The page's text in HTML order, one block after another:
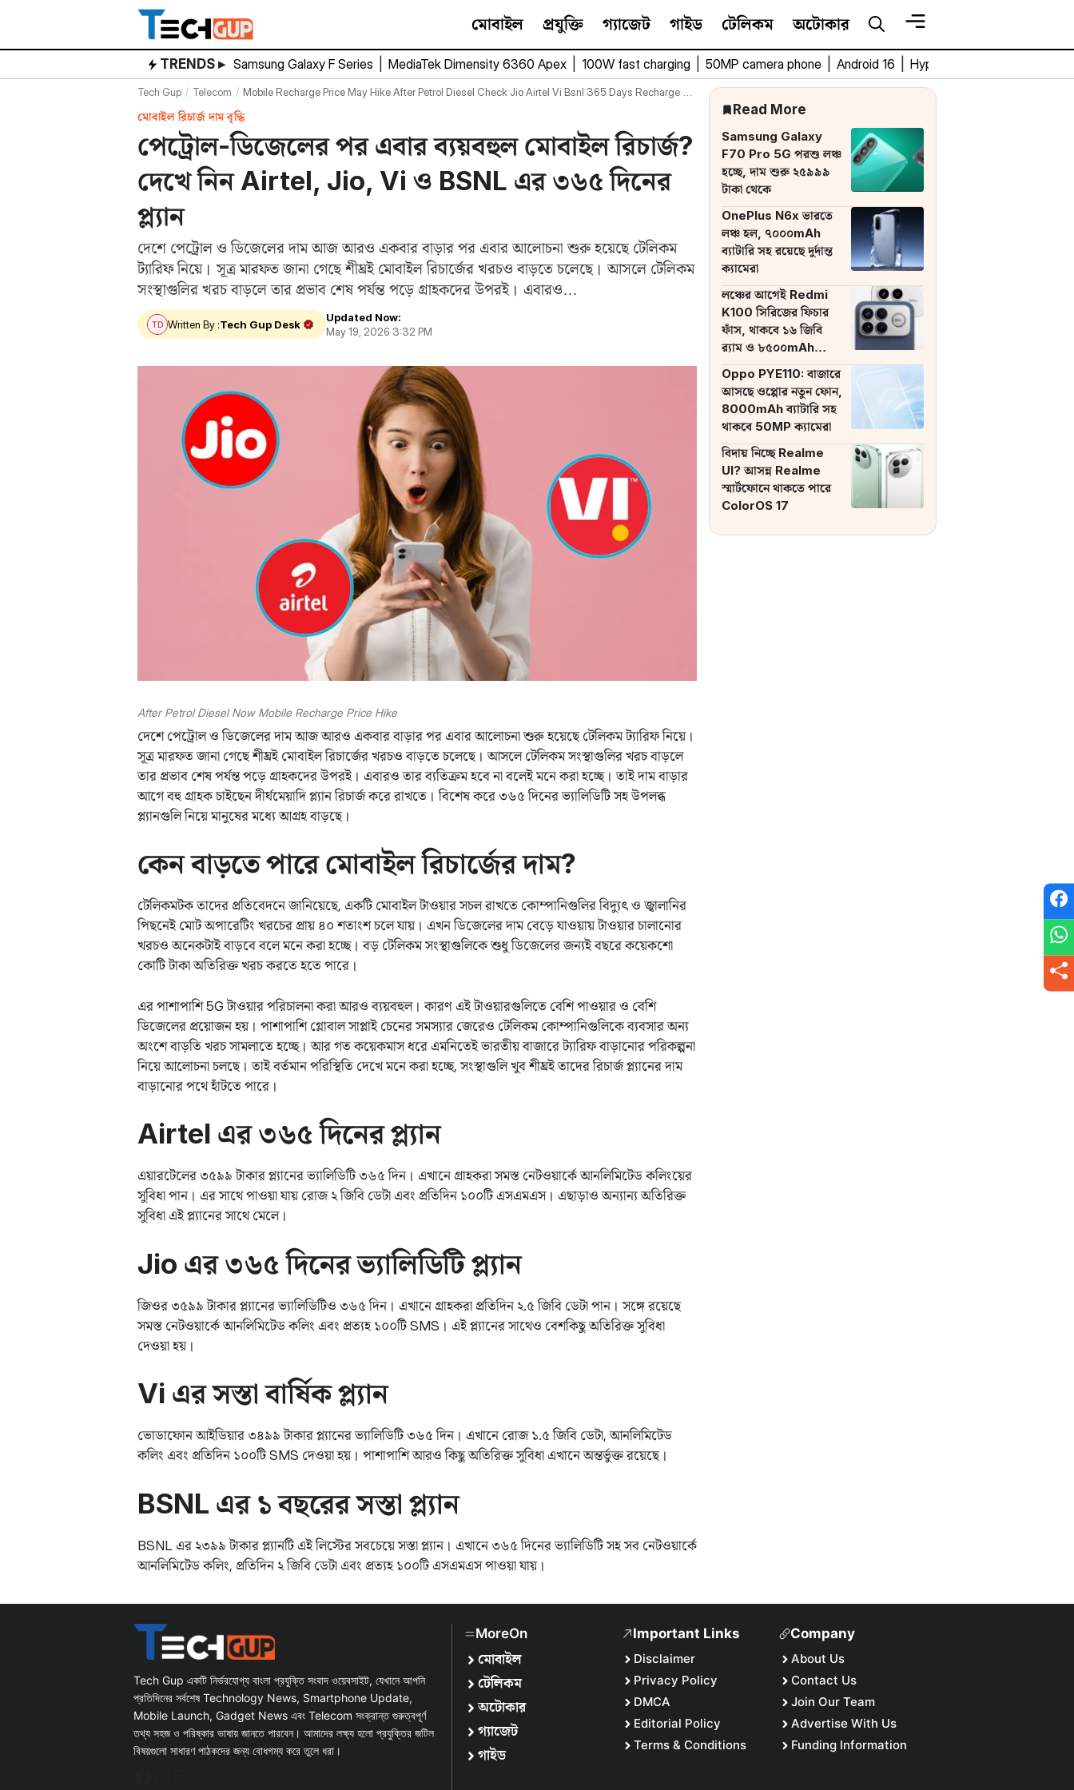
content
মোবাইল প্রযুক্তি গ্যাজেট গাইড টেলিকম অটোকার
TRENDS ▸ Samsung Galaxy F Series MediaTek Dimensity 6360 Apex 100W fast charging 50MP camera phone Android 16 HyperOS 3
Tech Gup Telecom Mobile Recharge Price May Hike After Petrol Diesel Check Jio Airtel Vi Bsnl 365 Days Recharge Plan
মোবাইল রিচার্জ দাম বৃদ্ধি
পেট্রোল-ডিজেলের পর এবার ব্যয়বহুল মোবাইল রিচার্জ?
দেখে নিন Airtel, Jio, Vi ও BSNL এর ৩৬৫ দিনের
প্ল্যান
দেশে পেট্রোল ও ডিজেলের দাম আজ আরও একবার বাড়ার পর এবার আলোচনা শুরু হয়েছে টেলিকম
ট্যারিফ নিয়ে। সূত্র মারফত জানা গেছে শীঘ্রই মোবাইল রিচার্জের খরচও বাড়তে চলেছে। আসলে টেলিকম
সংস্থাগুলির খরচ বাড়লে তার প্রভাব শেষ পর্যন্ত পড়ে গ্রাহকদের উপরই। এবারও…
Written By :Tech Gup Desk
Updated Now:
May 19, 2026 3:32 PM
After Petrol Diesel Now Mobile Recharge Price Hike
দেশে পেট্রোল ও ডিজেলের দাম আজ আরও একবার বাড়ার পর এবার আলোচনা শুরু হয়েছে টেলিকম ট্যারিফ নিয়ে।
সূত্র মারফত জানা গেছে শীঘ্রই মোবাইল রিচার্জের খরচও বাড়তে চলেছে। আসলে টেলিকম সংস্থাগুলির খরচ বাড়লে
তার প্রভাব শেষ পর্যন্ত পড়ে গ্রাহকদের উপরই। এবারও তার ব্যতিক্রম হবে না বলেই মনে করা হচ্ছে। তাই দাম বাড়ার
আগে বহু গ্রাহক চাইছেন দীর্ঘমেয়াদি প্ল্যান রিচার্জ করে রাখতে। বিশেষ করে ৩৬৫ দিনের ভ্যালিডিটি সহ উপলব্ধ
প্ল্যানগুলি নিয়ে মানুষের মধ্যে আগ্রহ বাড়ছে।
কেন বাড়তে পারে মোবাইল রিচার্জের দাম?
টেলিকমটক তাদের প্রতিবেদনে জানিয়েছে, একটি মোবাইল টাওয়ার সচল রাখতে কোম্পানিগুলির বিদ্যুৎ ও জ্বালানির
পিছনেই মোট অপারেটিং খরচের প্রায় ৪০ শতাংশ চলে যায়। এখন ডিজেলের দাম বেড়ে যাওয়ায় টাওয়ার চালানোর
খরচও অনেকটাই বাড়বে বলে মনে করা হচ্ছে। বড় টেলিকম সংস্থাগুলিকে শুধু ডিজেলের জন্যই বছরে কয়েকশো
কোটি টাকা অতিরিক্ত খরচ করতে হতে পারে।
এর পাশাপাশি 5G টাওয়ার পরিচালনা করা আরও ব্যয়বহুল। কারণ এই টাওয়ারগুলিতে বেশি পাওয়ার ও বেশি
ডিজেলের প্রয়োজন হয়। পাশাপাশি গ্লোবাল সাপ্লাই চেনের সমস্যার জেরেও টেলিকম কোম্পানিগুলিকে ব্যবসার অন্য
অংশে বাড়তি খরচ সামলাতে হচ্ছে। আর গত কয়েকমাস ধরে এমনিতেই ভারতীয় বাজারে ট্যারিফ বাড়ানোর পরিকল্পনা
নিয়ে আলোচনা চলছে। তাই বর্তমান পরিস্থিতি দেখে মনে করা হচ্ছে, সংস্থাগুলি খুব শীঘ্রই তাদের রিচার্জ প্ল্যানের দাম
বাড়ানোর পথে হাঁটতে পারে।
Airtel এর ৩৬৫ দিনের প্ল্যান
এয়ারটেলের ৩৫৯৯ টাকার প্ল্যানের ভ্যালিডিটি ৩৬৫ দিন। এখানে গ্রাহকরা সমস্ত নেটওয়ার্কে আনলিমিটেড কলিংয়ের
সুবিধা পান। এর সাথে পাওয়া যায় রোজ ২ জিবি ডেটা এবং প্রতিদিন ১০০টি এসএমএস। এছাড়াও অন্যান্য অতিরিক্ত
সুবিধা এই প্ল্যানের সাথে মেলে।
Jio এর ৩৬৫ দিনের ভ্যালিডিটি প্ল্যান
জিওর ৩৫৯৯ টাকার প্ল্যানের ভ্যালিডিটিও ৩৬৫ দিন। এখানে গ্রাহকরা প্রতিদিন ২.৫ জিবি ডেটা পান। সঙ্গে রয়েছে
সমস্ত নেটওয়ার্কে আনলিমিটেড কলিং এবং প্রত্যহ ১০০টি SMS। এই প্ল্যানের সাথেও বেশকিছু অতিরিক্ত সুবিধা
দেওয়া হয়।
Vi এর সস্তা বার্ষিক প্ল্যান
ভোডাফোন আইডিয়ার ৩৪৯৯ টাকার প্ল্যানের ভ্যালিডিটি ৩৬৫ দিন। এখানে রোজ ১.৫ জিবি ডেটা, আনলিমিটেড
কলিং এবং প্রতিদিন ১০০টি SMS দেওয়া হয়। পাশাপাশি আরও কিছু অতিরিক্ত সুবিধা এখানে অন্তর্ভুক্ত রয়েছে।
BSNL এর ১ বছরের সস্তা প্ল্যান
BSNL এর ২৩৯৯ টাকার প্ল্যানটি এই লিস্টের সবচেয়ে সস্তা প্ল্যান। এখানে ৩৬৫ দিনের ভ্যালিডিটি সহ সব নেটওয়ার্কে
আনলিমিটেড কলিং, প্রতিদিন ২ জিবি ডেটা এবং প্রত্যহ ১০০টি এসএমএস পাওয়া যায়।
Read More
Samsung Galaxy
F70 Pro 5G পরশু লঞ্চ
হচ্ছে, দাম শুরু ২৫৯৯৯
টাকা থেকে
OnePlus N6x ভারতে
লঞ্চ হল, ৭০০০mAh
ব্যাটারি সহ রয়েছে দুর্দান্ত
ক্যামেরা
লঞ্চের আগেই Redmi
K100 সিরিজের ফিচার
ফাঁস, থাকবে ১৬ জিবি
র‌্যাম ও ৮৫০০mAh
ব্যাটারি
Oppo PYE110: বাজারে
আসছে ওপ্পোর নতুন ফোন,
8000mAh ব্যাটারি সহ
থাকবে 50MP ক্যামেরা
বিদায় নিচ্ছে Realme
UI? আসন্ন Realme
স্মার্টফোনে থাকতে পারে
ColorOS 17
Tech Gup একটি নির্ভরযোগ্য বাংলা প্রযুক্তি সংবাদ ওয়েবসাইট, যেখানে আপনি
প্রতিদিনের সর্বশেষ Technology News, Smartphone Update,
Mobile Launch, Gadget News এবং Telecom সংক্রান্ত গুরুত্বপূর্ণ
তথ্য সহজ ও পরিষ্কার ভাষায় জানতে পারবেন। আমাদের লক্ষ্য হলো প্রযুক্তির জটিল
বিষয়গুলো সাধারণ পাঠকদের জন্য বোধগম্য করে তুলে ধরা।
MoreOn
মোবাইল
টেলিকম
অটোকার
গ্যাজেট
গাইড
Important Links
Disclaimer
Privacy Policy
DMCA
Editorial Policy
Terms & Conditions
Company
About Us
Contact Us
Join Our Team
Advertise With Us
Funding Information